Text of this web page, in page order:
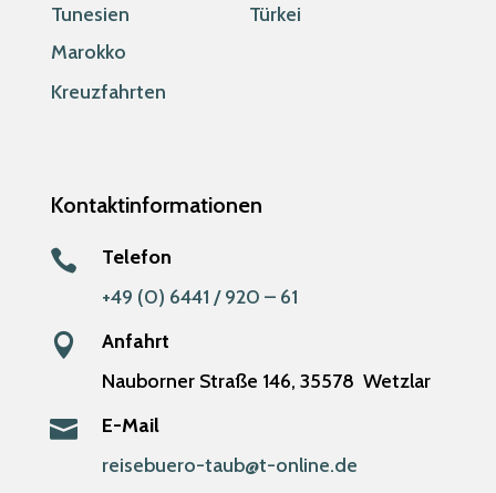
Tunesien
Türkei
Marokko
Kreuzfahrten
Kontaktinformationen

Telefon
+49 (0) 6441 / 920 – 61

Anfahrt
Nauborner Straße 146, 35578 Wetzlar

E-Mail
reisebuero-taub@t-online.de